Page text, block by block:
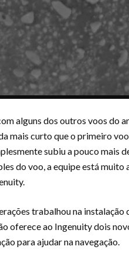
alguns dos outros voos do
mais curto que o primeiro
subiu a pouco mais
do voo, a equipe está
trabalhou na
oferece ao Ingenuity dois
para ajudar na navegação.